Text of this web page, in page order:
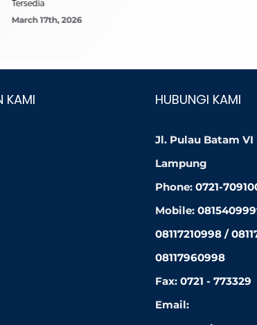
Tersedia
March 17th, 2026
KAMI HUBUNGI KAMI
Jl. Pulau Batam VI
Lampung
Phone: 0721-
Mobile:
08117210998 /
08117960998
Fax: 0721 - 773329
Email: